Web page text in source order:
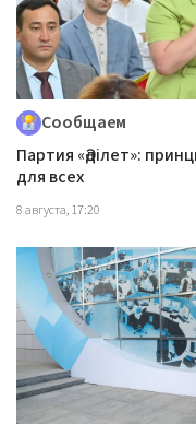
Сообщаем
Партия «Әділет»:
для всех
8 августа, 17:20